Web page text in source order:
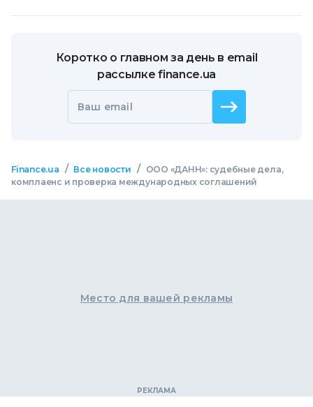
Коротко о главном за день в email
рассылке finance.ua
Ваш email
Finance.ua / Все новости /
ООО «ДАНН»: судебные дела,
комплаенс и проверка международных соглашений
Место для вашей рекламы